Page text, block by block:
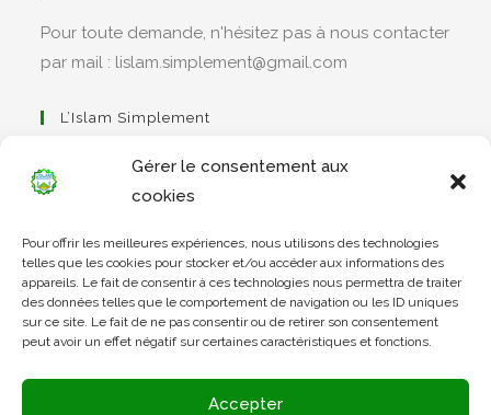
Gérer le consentement aux
cookies
Pour offrir les meilleures expériences, nous utilisons des technologies
telles que les cookies pour stocker et/ou accéder aux informations des
appareils. Le fait de consentir à ces technologies nous permettra de traiter
des données telles que le comportement de navigation ou les ID uniques
sur ce site. Le fait de ne pas consentir ou de retirer son consentement
peut avoir un effet négatif sur certaines caractéristiques et fonctions.
Accepter
Pour toute demande, n'hésitez pas à nous contacter
par mail : lislam.simplement@gmail.com
L’Islam Simplement
dans
un
nouvel
onglet
Apprendre Le Coran Simplement